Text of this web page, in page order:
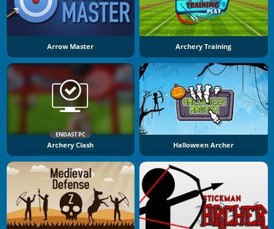
Arrow Master Archery Training
ENDAST PC
Archery Clash Halloween Archer